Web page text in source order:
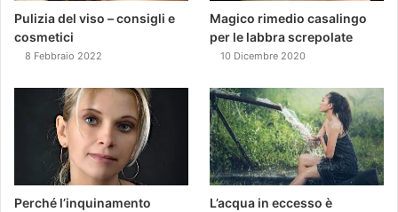
Pulizia del viso – consigli e
cosmetici
8 Febbraio 2022
Magico rimedio casalingo
per le labbra screpolate
10 Dicembre 2020
Perché l’inquinamento
L’acqua in eccesso è